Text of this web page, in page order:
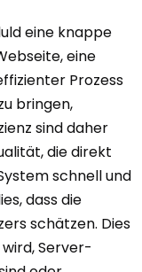
eine knappe
eine
Prozess
bringen,
sind daher
die direkt
schnell und
dass die
schätzen. Dies
Server-